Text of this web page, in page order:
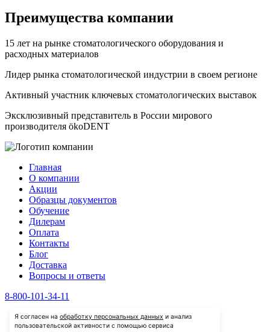
Преимущества компании
15 лет на рынке стоматологического оборудования и
расходных материалов
Лидер рынка стоматологической индустрии в своем регионе
Активный участник ключевых стоматологических выставок
Эксклюзивный представитель в России мирового
производителя ökoDENT
Главная
О компании
Акции
Образцы документов
Обучение
Дилерам
Оплата
Контакты
Блог
Доставка
Вопросы и ответы
8-800-101-34-11
Я согласен на обработку персональных данных и анализ
пользовательской активности с помощью сервиса